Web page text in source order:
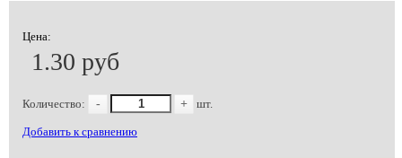
Цена:
1.30 руб
Количество: - + шт.
Добавить к сравнению